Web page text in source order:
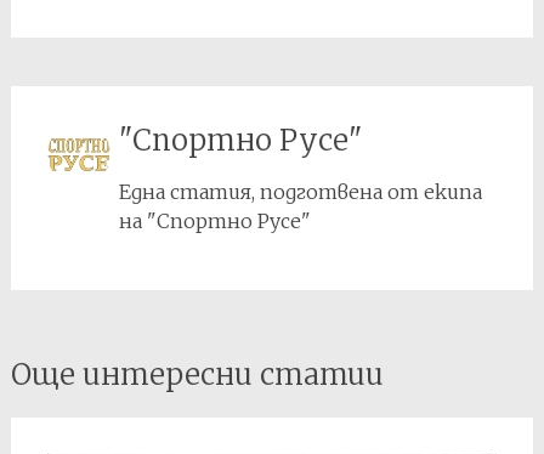
"Спортно Русе"
Една статия, подготвена от екипа
на "Спортно Русе"
Post
navigation
Още интересни статии